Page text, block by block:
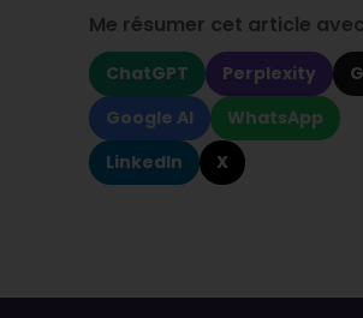
Me résumer cet article
ChatGPT Perplexity
Google AI
WhatsApp
LinkedIn
X